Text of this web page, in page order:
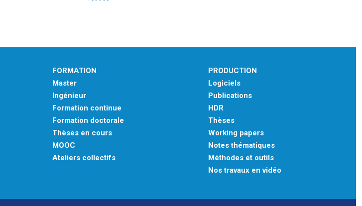
FORMATION
Master
Ingénieur
Formation continue
Formation doctorale
Thèses en cours
MOOC
Ateliers collectifs
PRODUCTION
Logiciels
Publications
HDR
Thèses
Working papers
Notes thématiques
Méthodes et outils
Nos travaux en vidéo